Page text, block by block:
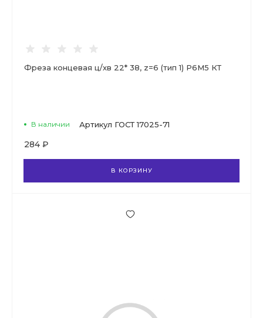
Фреза концевая ц/хв 22* 38, z=6 (тип 1) Р6М5 КТ
В наличии Артикул ГОСТ 17025-71
284 ₽
В КОРЗИНУ